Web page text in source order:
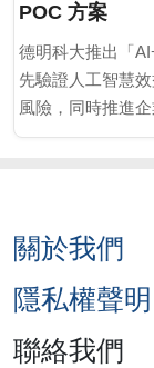
POC 方案
德明科大推出「
先驗證人工智慧
風險，同時推進
關於我們
隱私權聲明
聯絡我們